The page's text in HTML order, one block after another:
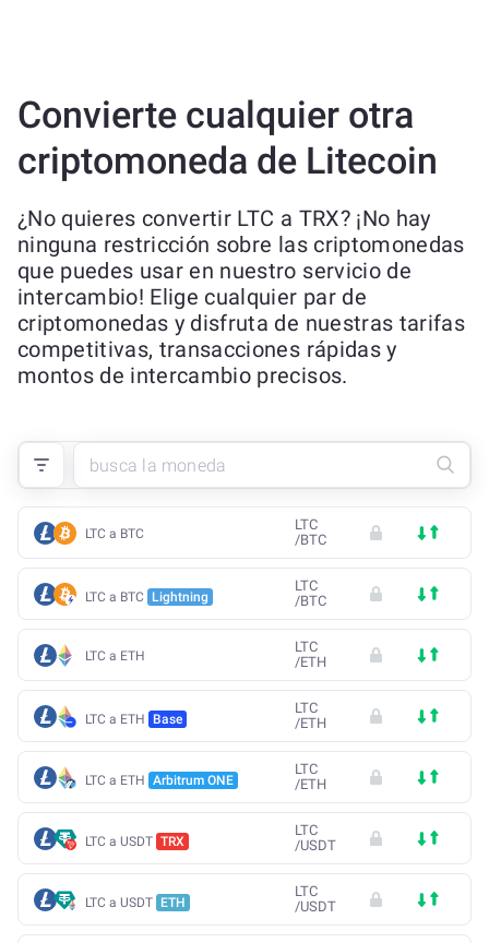
Convierte cualquier otra
criptomoneda de Litecoin
¿No quieres convertir LTC a TRX? ¡No hay
ninguna restricción sobre las criptomonedas
que puedes usar en nuestro servicio de
intercambio! Elige cualquier par de
criptomonedas y disfruta de nuestras tarifas
competitivas, transacciones rápidas y
montos de intercambio precisos.
LTC a BTC
LTC
/BTC
LTC a BTC Lightning
LTC
/BTC
LTC a ETH
LTC
/ETH
LTC a ETH Base
LTC
/ETH
LTC a ETH Arbitrum ONE
LTC
/ETH
LTC a USDT TRX
LTC
/USDT
LTC a USDT ETH
LTC
/USDT